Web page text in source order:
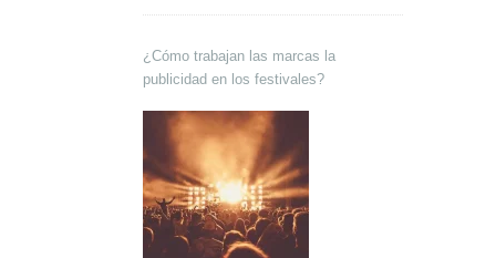
¿Cómo trabajan las marcas la
publicidad en los festivales?